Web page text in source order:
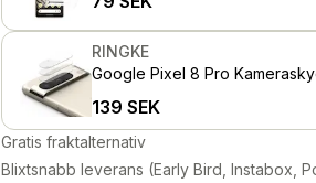
RINGKE
Google Pixel 8 Pro
139 SEK
Gratis fraktalternativ
Blixtsnabb leverans (Early Bird, Instabox,